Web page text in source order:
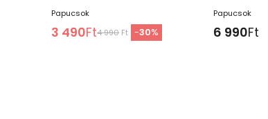
Papucsok
3 490Ft4 990 Ft -30%
Papucsok
6 990Ft